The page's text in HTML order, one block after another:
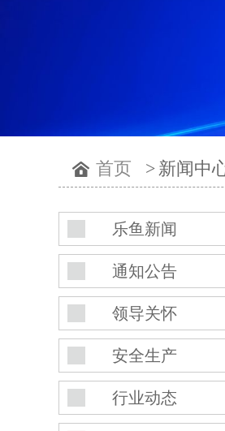
首页 > 新闻中
乐鱼新闻
通知公告
领导关怀
安全生产
行业动态